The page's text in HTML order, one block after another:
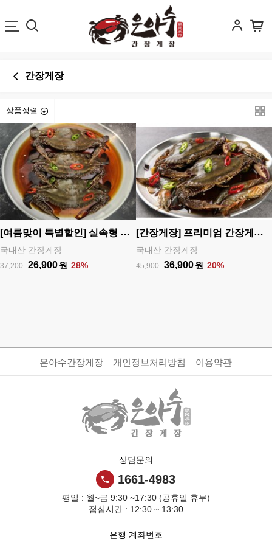
간장게장
상품정렬
[여름맞이 특별할인] 실속형 간장게장(3미) 29,900원->26,900원
국내산 간장게장
37,200 26,900원 28%
[간장게장] 프리미엄 간장게장 2마리+새우장 4마리
국내산 간장게장
45,900 36,900원 20%
은아수간장게장 개인정보처리방침 이용약관
상담문의
1661-4983
평일 : 월~금 9:30 ~17:30 (공휴일 휴무)
점심시간 : 12:30 ~ 13:30
은행 계좌번호